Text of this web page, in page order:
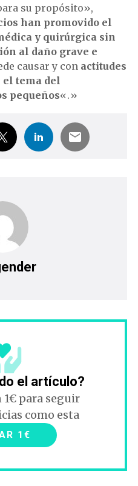
su propósito»,
han promovido el
y quirúrgica sin
al daño grave e
causar y con actitudes
tema del
pequeños«.»
el artículo?
para seguir
como esta
1€